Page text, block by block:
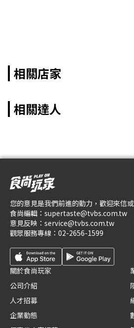
相關店家
相關達人
您的意見是我們前進的動力，歡迎來信
食尚編輯： supertaste@tvbs.com.tw
意見反映： service@tvbs.com.tw
觀眾服務專線： 02-2656-1599
關於食尚玩家
公司介紹
人才招募
企業動態